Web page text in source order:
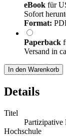
eBook für
Sofort
Format:
Paperback
Versand in
In den Warenkorb
Details
Titel
Partizipative
Hochschule